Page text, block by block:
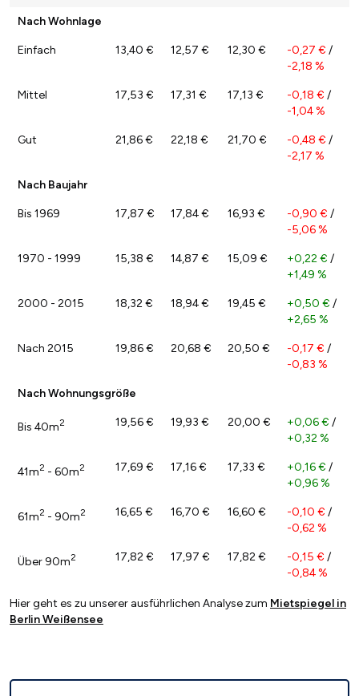
Nach Wohnlage
Einfach 13,40 € 12,57 € 12,30 € -0,27 € /
-2,18 %
Mittel 17,53 € 17,31 € 17,13 € -0,18 € /
-1,04 %
Gut 21,86 € 22,18 € 21,70 € -0,48 € /
-2,17 %
Nach Baujahr
Bis 1969 17,87 € 17,84 € 16,93 € -0,90 € /
-5,06 %
1970 - 1999 15,38 € 14,87 € 15,09 € +0,22 € /
+1,49 %
2000 - 2015 18,32 € 18,94 € 19,45 € +0,50 € /
+2,65 %
Nach 2015 19,86 € 20,68 € 20,50 € -0,17 € /
-0,83 %
Nach Wohnungsgröße
Bis 40m2 19,56 € 19,93 € 20,00 € +0,06 € /
+0,32 %
41m2 - 60m2 17,69 € 17,16 € 17,33 € +0,16 € /
+0,96 %
61m2 - 90m2 16,65 € 16,70 € 16,60 € -0,10 € /
-0,62 %
Über 90m2 17,82 € 17,97 € 17,82 € -0,15 € /
-0,84 %
Hier geht es zu unserer ausführlichen Analyse zum Mietspiegel in
Berlin Weißensee